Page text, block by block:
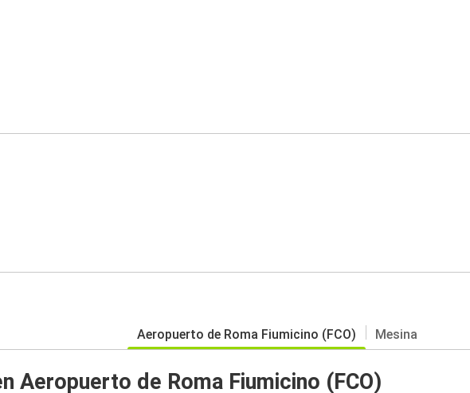
Aeropuerto de Roma Fiumicino (FCO) Mesina
Aeropuerto de Roma Fiumicino (FCO)